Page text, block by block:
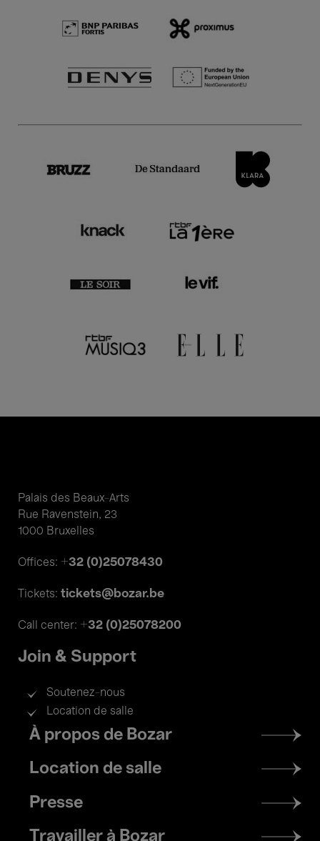
Palais des Beaux-Arts
Rue Ravenstein, 23
1000 Bruxelles
Offices: +32 (0)25078430
Tickets: tickets@bozar.be
Call center: +32 (0)25078200
Join & Support
Soutenez-nous
Location de salle
Footer
menu
À propos de Bozar
Location de salle
Presse
Travailler à Bozar